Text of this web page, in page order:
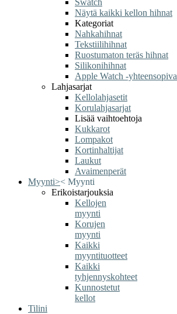
Swatch
Näytä kaikki kellon hihnat
Kategoriat
Nahkahihnat
Tekstiilihihnat
Ruostumaton teräs hihnat
Silikonihihnat
Apple Watch -yhteensopiva
Lahjasarjat
Kellolahjasetit
Korulahjasarjat
Lisää vaihtoehtoja
Kukkarot
Lompakot
Kortinhaltijat
Laukut
Avaimenperät
Myynti>< Myynti
Erikoistarjouksia
Kellojen
myynti
Korujen
myynti
Kaikki
myyntituotteet
Kaikki
tyhjennyskohteet
Kunnostetut
kellot
Tilini